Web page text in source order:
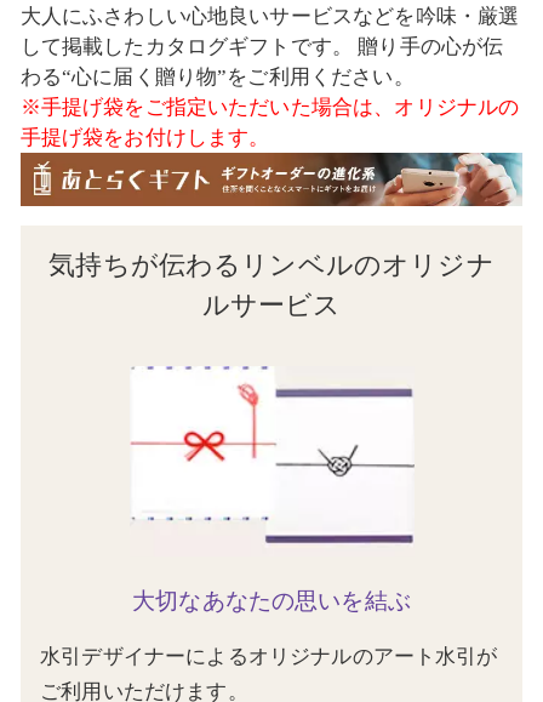
大人にふさわしい心地良いサービスなどを吟味・厳選
して掲載したカタログギフトです。 贈り手の心が伝
わる“心に届く贈り物”をご利用ください。
※手提げ袋をご指定いただいた場合は、オリジナルの
手提げ袋をお付けします。
気持ちが伝わるリンベルのオリジナ
ルサービス
大切なあなたの思いを結ぶ
水引デザイナーによるオリジナルのアート水引が
ご利用いただけます。